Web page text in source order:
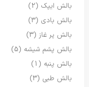
بالش ایپک (2)
بالش بادی (3)
بالش پر غاز (3)
بالش پشم شیشه (5)
بالش پنبه (1)
بالش طبی (3)